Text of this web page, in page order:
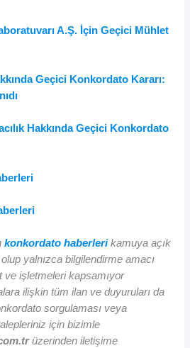
A.Ş. İçin Geçici Mühlet
Geçici Konkordato Kararı:
Hakkında Geçici Konkordato
konkordato haberlerikamuya açık
yalnızca bilgilendirme amacı
ve işletmeleri kapsamıyor
ilişkin tüm ilan ve duyuruları da
sorgulaması veya
için bizimle
üzerinden iletişime